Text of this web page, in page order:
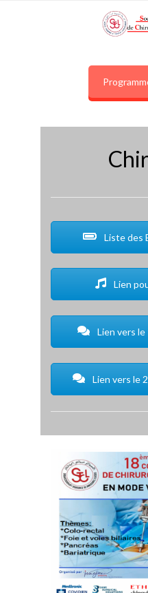
Liste des
Lien
Lien vers
Lien vers le